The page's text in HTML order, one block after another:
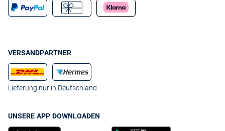
VERSANDPARTNER
Lieferung nur in Deutschland
UNSERE APP DOWNLOADEN